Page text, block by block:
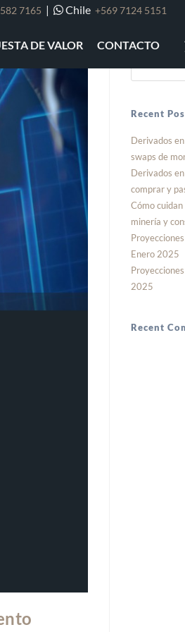
7165 | Chile+569 7124 5151
DE VALOR CONTACTO
Buscar
Recent
Derivados
swaps de
Derivados
comprar y
Cómo
minería y
Enero 2025
2025
Recent